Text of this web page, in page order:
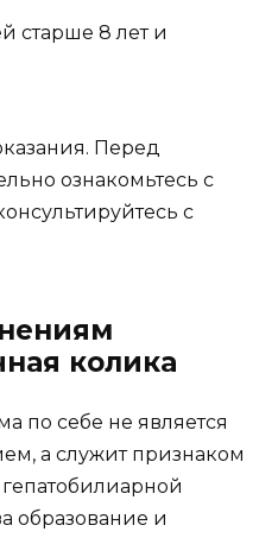
старше 8 лет и
Перед
ознакомьтесь с
с
колика
по себе не является
а служит признаком
образование и